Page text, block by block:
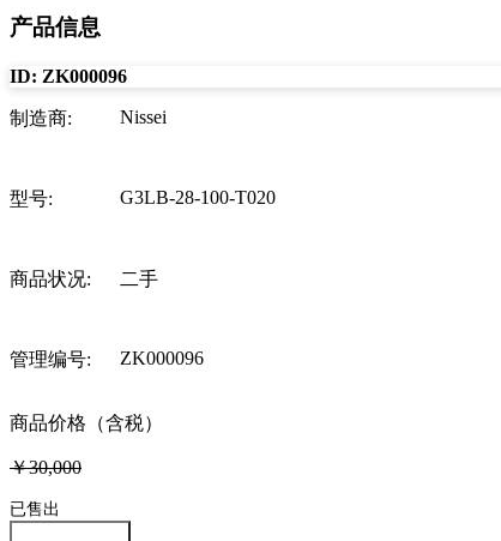
产品信息
ID: ZK000096
制造商: Nissei
型号: G3LB-28-100-T020
商品状况: 二手
管理编号: ZK000096
商品价格（含税）
￥30,000
已售出